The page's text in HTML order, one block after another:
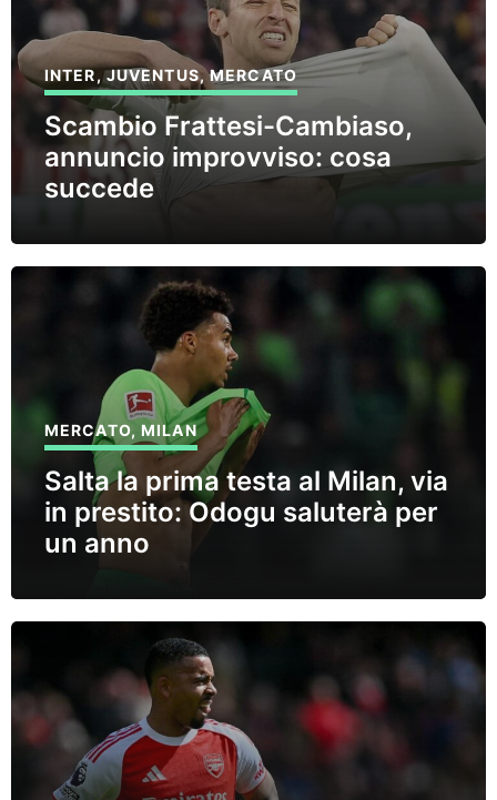
INTER,JUVENTUS,MERCATO
Scambio Frattesi-Cambiaso,
annuncio improvviso: cosa
succede
MERCATO, MILAN
Salta la prima testa al Milan, via
in prestito: Odogu saluterà per
un anno